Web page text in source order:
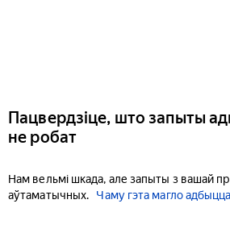
Пацвердзіце, што запыты
не робат
Нам вельмі шкада, але запыты з вашай
аўтаматычных.
Чаму гэта магло